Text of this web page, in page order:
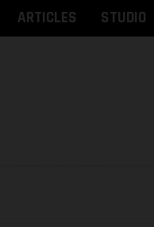
ARTICLES STUDIO